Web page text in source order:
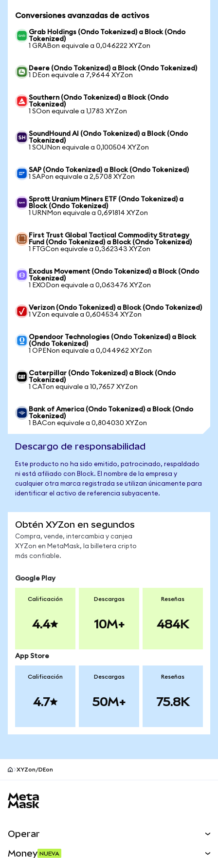
Conversiones avanzadas de activos
Grab Holdings (Ondo Tokenized) a Block (Ondo
Tokenized)
1 GRABon equivale a 0,046222 XYZon
Deere (Ondo Tokenized) a Block (Ondo Tokenized)
1 DEon equivale a 7,9644 XYZon
Southern (Ondo Tokenized) a Block (Ondo
Tokenized)
1 SOon equivale a 1,1783 XYZon
SoundHound AI (Ondo Tokenized) a Block (Ondo
Tokenized)
1 SOUNon equivale a 0,100504 XYZon
SAP (Ondo Tokenized) a Block (Ondo Tokenized)
1 SAPon equivale a 2,5708 XYZon
Sprott Uranium Miners ETF (Ondo Tokenized) a
Block (Ondo Tokenized)
1 URNMon equivale a 0,691814 XYZon
First Trust Global Tactical Commodity Strategy
Fund (Ondo Tokenized) a Block (Ondo Tokenized)
1 FTGCon equivale a 0,362343 XYZon
Exodus Movement (Ondo Tokenized) a Block (Ondo
Tokenized)
1 EXODon equivale a 0,063476 XYZon
Verizon (Ondo Tokenized) a Block (Ondo Tokenized)
1 VZon equivale a 0,604534 XYZon
Opendoor Technologies (Ondo Tokenized) a Block
(Ondo Tokenized)
1 OPENon equivale a 0,044962 XYZon
Caterpillar (Ondo Tokenized) a Block (Ondo
Tokenized)
1 CATon equivale a 10,7657 XYZon
Bank of America (Ondo Tokenized) a Block (Ondo
Tokenized)
1 BACon equivale a 0,804030 XYZon
Descargo de responsabilidad
Este producto no ha sido emitido, patrocinado, respaldado
ni está afiliado con Block. El nombre de la empresa y
cualquier otra marca registrada se utilizan únicamente para
identificar el activo de referencia subyacente.
Obtén XYZon en segundos
Compra, vende, intercambia y canjea
XYZon en MetaMask, la billetera cripto
más confiable.
Google Play
Calificación
4.4
Descargas
10M+
Reseñas
484K
App Store
Calificación
4.7
Descargas
50M+
Reseñas
75.8K
XYZon/DEon
Operar
Money NUEVA